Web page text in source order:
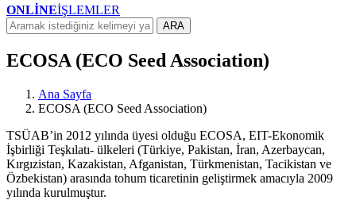
ONLİNEİŞLEMLER
ARA
ECOSA (ECO Seed Association)
Ana Sayfa
ECOSA (ECO Seed Association)
TSÜAB’in 2012 yılında üyesi olduğu ECOSA, EIT-Ekonomik
İşbirliği Teşkılatı- ülkeleri (Türkiye, Pakistan, İran, Azerbaycan,
Kırgızistan, Kazakistan, Afganistan, Türkmenistan, Tacikistan ve
Özbekistan) arasında tohum ticaretinin geliştirmek amacıyla 2009
yılında kurulmuştur.